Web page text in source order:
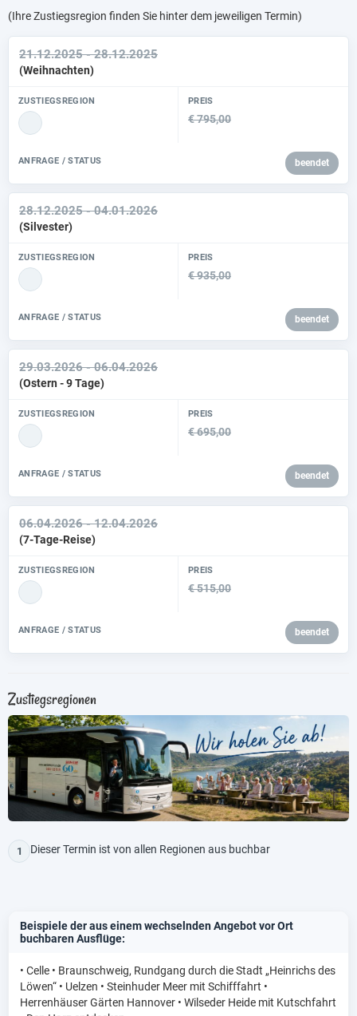
(Ihre Zustiegsregion finden Sie hinter dem jeweiligen Termin)
21.12.2025 - 28.12.2025
(Weihnachten)
ZUSTIEGSREGION PREIS
€ 795,00
ANFRAGE / STATUS beendet
28.12.2025 - 04.01.2026
(Silvester)
ZUSTIEGSREGION PREIS
€ 935,00
ANFRAGE / STATUS beendet
29.03.2026 - 06.04.2026
(Ostern - 9 Tage)
ZUSTIEGSREGION PREIS
€ 695,00
ANFRAGE / STATUS beendet
06.04.2026 - 12.04.2026
(7-Tage-Reise)
ZUSTIEGSREGION PREIS
€ 515,00
ANFRAGE / STATUS beendet
Zustiegsregionen
1 Dieser Termin ist von allen Regionen aus buchbar
Beispiele der aus einem wechselnden Angebot vor Ort
buchbaren Ausflüge:
• Celle • Braunschweig, Rundgang durch die Stadt „Heinrichs des
Löwen“ • Uelzen • Steinhuder Meer mit Schifffahrt •
Herrenhäuser Gärten Hannover • Wilseder Heide mit Kutschfahrt